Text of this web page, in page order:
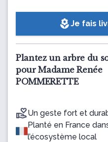
local_floristJe fais
Plantez un arbre du
pour Madame Renée
POMMERETTE
Un geste fort et
Planté en France
l’écosystème local